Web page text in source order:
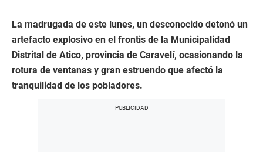
La madrugada de este lunes, un desconocido detonó un
artefacto explosivo en el frontis de la Municipalidad
Distrital de Atico, provincia de Caravelí, ocasionando la
rotura de ventanas y gran estruendo que afectó la
tranquilidad de los pobladores.